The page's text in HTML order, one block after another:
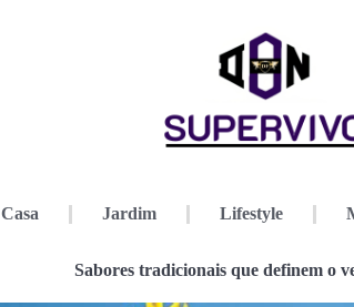
Casa Jardim Lifestyle
Sabores tradicionais que definem o